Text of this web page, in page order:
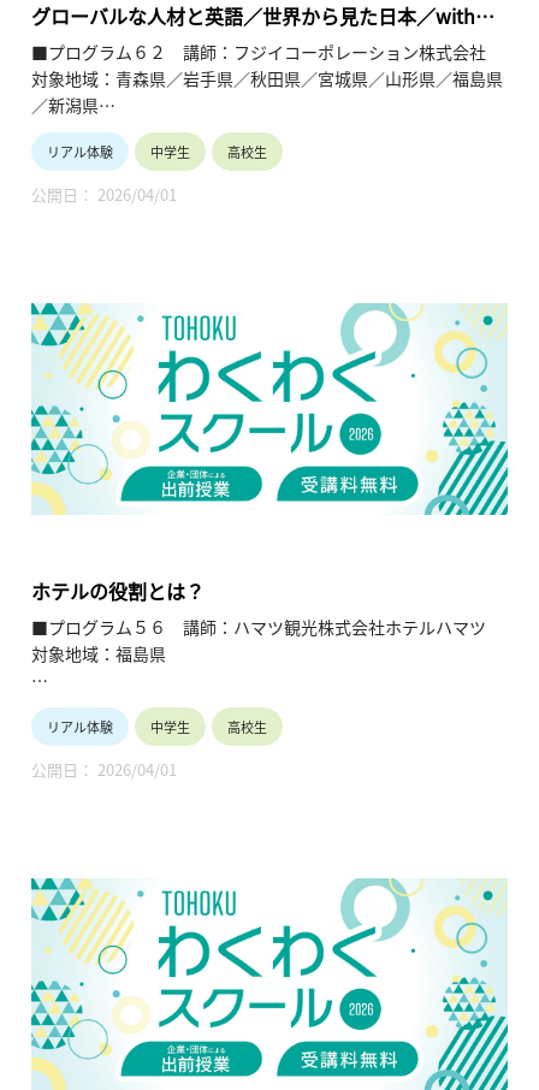
企業や団体の活動内容に触れることで、地元の地域社会・産業
の理解を深めると共に、将来の選択肢の参考としてもらうこと
を目的とします。
グローバルな人材と英語／世界から見た日本／withコ
ロナの時代にウェブを使った国際ビジネス
■プログラム６２ 講師：フジイコーポレーション株式会社
対象地域：青森県／岩手県／秋田県／宮城県／山形県／福島県
／新潟県
【テーマ】
・グローバルな人材と英語
・世界から見た日本
国際社会で生き残れるグローバル人材や世界の中の日本、国際
ビジネスについて学ぶ。
【TOHOKUわくわくスクール】主催：公益財団法人東北活性化
研究センター（https://www.kasseiken.jp/）
東北6県ならびに新潟県の小学生・中学生・高校生を対象と
し、当地域に所在し活躍している様々な分野の企業や団体とを
繋ぐ出前授業です。学問の面白さ・楽しさに触れつつ、地元の
を目的とします。
リアル体験 中学生 高校生
公開日： 2026/04/01
ホテルの役割とは？
■プログラム５６ 講師：ハマツ観光株式会社ホテルハマツ
対象地域：福島県
【テーマ】
ホテルの役割とは？
【内容】
・将来に向けて
【TOHOKUわくわくスクール】主催：公益財団法人東北活性化
研究センター（https://www.kasseiken.jp/）
東北6県ならびに新潟県の小学生・中学生・高校生を対象と
し、当地域に所在し活躍している様々な分野の企業や団体とを
繋ぐ出前授業です。学問の面白さ・楽しさに触れつつ、地元の
企業や団体の活動内容に触れることで、地元の地域社会・産業
リアル体験 中学生 高校生
公開日： 2026/04/01